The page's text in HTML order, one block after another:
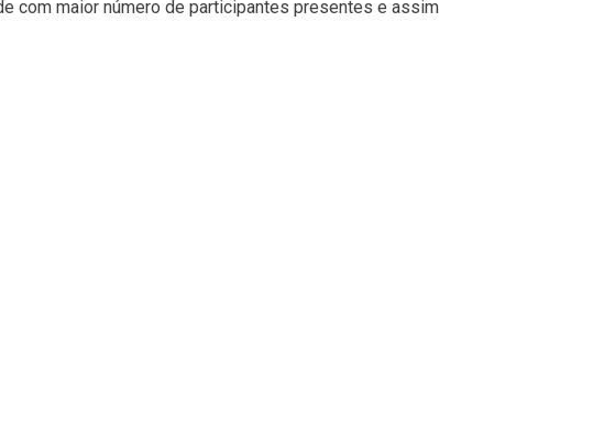
com maior número de participantes presentes e assim